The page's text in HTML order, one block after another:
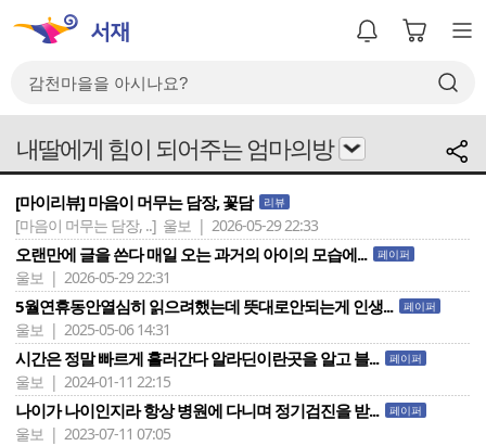
내딸에게 힘이 되어주는 엄마의방
[마이리뷰] 마음이 머무는 담장, 꽃담 리뷰
[마음이 머무는 담장, ..] 울보 | 2026-05-29 22:33
오랜만에 글을 쓴다 매일 오는 과거의 아이의 모습에... 페이퍼
울보 | 2026-05-29 22:31
5월연휴동안열심히 읽으려했는데 뜻대로안되는게 인생... 페이퍼
울보 | 2025-05-06 14:31
시간은 정말 빠르게 흘러간다 알라딘이란곳을 알고 블... 페이퍼
울보 | 2024-01-11 22:15
나이가 나이인지라 항상 병원에 다니며 정기검진을 받... 페이퍼
울보 | 2023-07-11 07:05